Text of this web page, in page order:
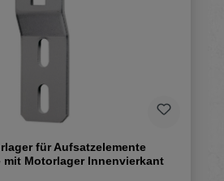
für Aufsatzelemente
mit Motorlager Innenvierkant